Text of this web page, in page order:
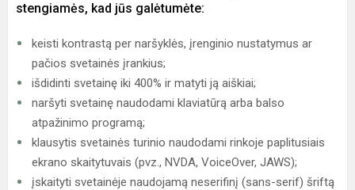
stengiamės, kad jūs galėtumėte:
keisti kontrastą per naršyklės, įrenginio nustatymus ar
pačios svetainės įrankius;
išdidinti svetainę iki 400% ir matyti ją aiškiai;
naršyti svetainę naudodami klaviatūrą arba balso
atpažinimo programą;
klausytis svetainės turinio naudodami rinkoje paplitusiais
ekrano skaitytuvais (pvz., NVDA, VoiceOver, JAWS);
įskaityti svetainėje naudojamą neserifinį (sans-serif) šriftą